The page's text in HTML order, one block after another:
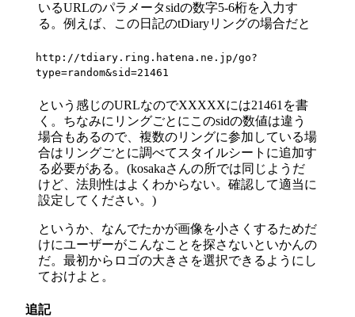
いるURLのパラメータsidの数字5-6桁を入力す
る。例えば、この日記のtDiaryリングの場合だと
http://tdiary.ring.hatena.ne.jp/go?
type=random&sid=21461
という感じのURLなのでXXXXXには21461を書
く。ちなみにリングごとにこのsidの数値は違う
場合もあるので、複数のリングに参加している場
合はリングごとに調べてスタイルシートに追加す
る必要がある。(kosakaさんの所では同じようだ
けど、法則性はよくわからない。確認して適当に
設定してください。)
というか、なんでたかが画像を小さくするためだ
けにユーザーがこんなことを探さないといかんの
だ。最初からロゴの大きさを選択できるようにし
ておけよと。
追記